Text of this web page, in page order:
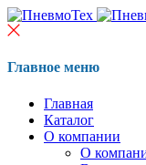
Главное меню
Главная
Каталог
О компании
О